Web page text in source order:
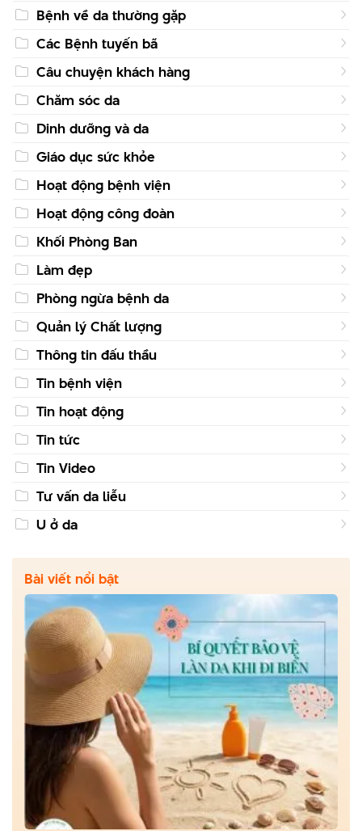
Bệnh về da thường gặp
Các Bệnh tuyến bã
Câu chuyện khách hàng
Chăm sóc da
Dinh dưỡng và da
Giáo dục sức khỏe
Hoạt động bệnh viện
Hoạt động công đoàn
Khối Phòng Ban
Làm đẹp
Phòng ngừa bệnh da
Quản lý Chất lượng
Thông tin đấu thầu
Tin bệnh viện
Tin hoạt động
Tin tức
Tin Video
Tư vấn da liễu
U ở da
Bài viết nổi bật